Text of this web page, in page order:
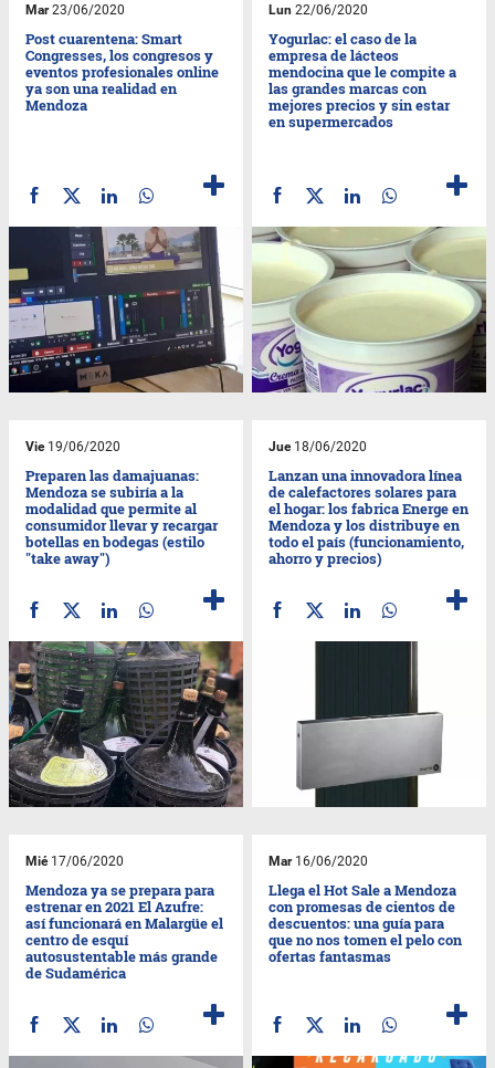
Mar23/06/2020
Post cuarentena: Smart
Congresses, los congresos y
eventos profesionales online
ya son una realidad en
Mendoza
Lun 22/06/2020
Yogurlac: el caso de la
empresa de lácteos
mendocina que le compite a
las grandes marcas con
mejores precios y sin estar
en supermercados
Vie19/06/2020
Preparen las damajuanas:
Mendoza se subiría a la
modalidad que permite al
consumidor llevar y recargar
botellas en bodegas (estilo
"take away")
Jue18/06/2020
Lanzan una innovadora línea
de calefactores solares para
el hogar: los fabrica Energe en
Mendoza y los distribuye en
todo el país (funcionamiento,
ahorro y precios)
Mié17/06/2020
Mendoza ya se prepara para
estrenar en 2021 El Azufre:
así funcionará en Malargüe el
centro de esquí
autosustentable más grande
de Sudamérica
Mar16/06/2020
Llega el Hot Sale a Mendoza
con promesas de cientos de
descuentos: una guía para
que no nos tomen el pelo con
ofertas fantasmas